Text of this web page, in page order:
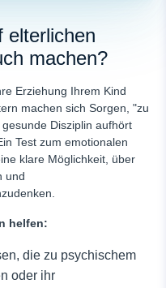
elterlichen
machen?
Erziehung Ihrem Kind
machen sich Sorgen, "zu
Disziplin aufhört
Test zum emotionalen
klare Möglichkeit, über
und
helfen:
die zu psychischem
oder ihr